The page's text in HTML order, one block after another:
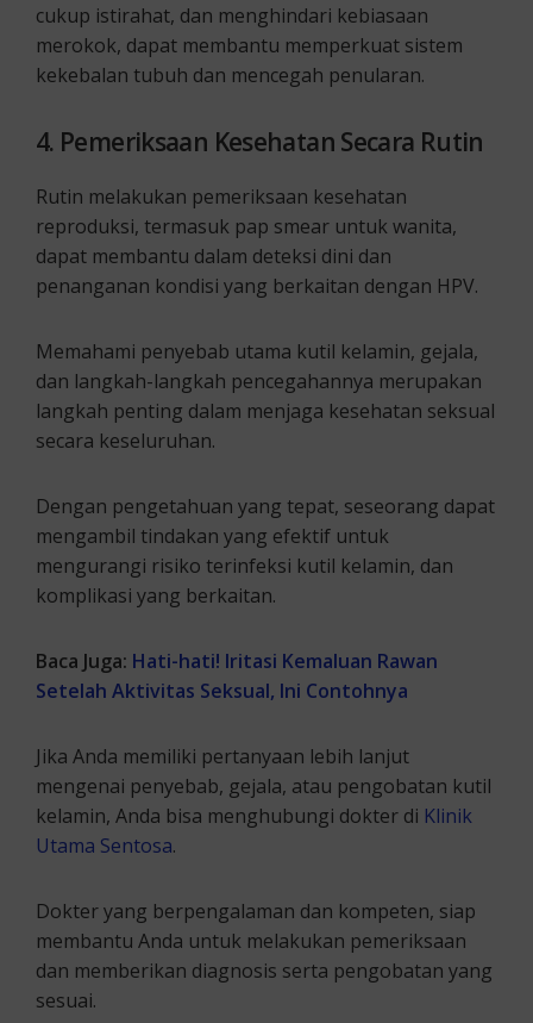
cukup istirahat, dan menghindari kebiasaan
merokok, dapat membantu memperkuat sistem
kekebalan tubuh dan mencegah penularan.
4. Pemeriksaan Kesehatan Secara Rutin
Rutin melakukan pemeriksaan kesehatan
reproduksi, termasuk pap smear untuk wanita,
dapat membantu dalam deteksi dini dan
penanganan kondisi yang berkaitan dengan HPV.
Memahami penyebab utama kutil kelamin, gejala,
dan langkah-langkah pencegahannya merupakan
langkah penting dalam menjaga kesehatan seksual
secara keseluruhan.
Dengan pengetahuan yang tepat, seseorang dapat
mengambil tindakan yang efektif untuk
mengurangi risiko terinfeksi kutil kelamin, dan
komplikasi yang berkaitan.
Baca Juga: Hati-hati! Iritasi Kemaluan Rawan
Setelah Aktivitas Seksual, Ini Contohnya
Jika Anda memiliki pertanyaan lebih lanjut
mengenai penyebab, gejala, atau pengobatan kutil
kelamin, Anda bisa menghubungi dokter di Klinik
Utama Sentosa.
Dokter yang berpengalaman dan kompeten, siap
membantu Anda untuk melakukan pemeriksaan
dan memberikan diagnosis serta pengobatan yang
sesuai.